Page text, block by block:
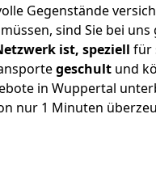
Gegenstände
sind Sie bei uns
ist, speziell für
geschult und
in Wuppertal
nur 1 Minuten